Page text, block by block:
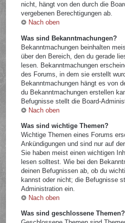
nicht, hängt von den durch die
vergebenen Berechtigungen ab.
Nach oben
Was sind Bekanntmachungen?
Bekanntmachungen beinhalten
über den Bereich, den du gerade
lesen. Bekanntmachungen
des Forums, in dem sie erstellt
Bekanntmachungen hängt es von
du Bekanntmachungen erstellen
Befugnisse stellt die Board-
Nach oben
Was sind wichtige Themen?
Wichtige Themen eines Forums
Ankündigungen und sind nur auf
Sie haben meist einen wichtigen
lesen solltest. Wie bei den
deinen Befugnissen ab, ob du
kannst oder nicht; die Befugnisse
Administration ein.
Nach oben
Was sind geschlossene Themen?